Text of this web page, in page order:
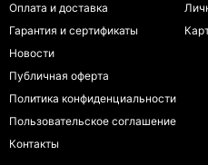
Оплата и доставка
Гарантия и сертификаты
Новости
Публичная оферта
Политика конфиденциальности
Пользовательское соглашение
Контакты